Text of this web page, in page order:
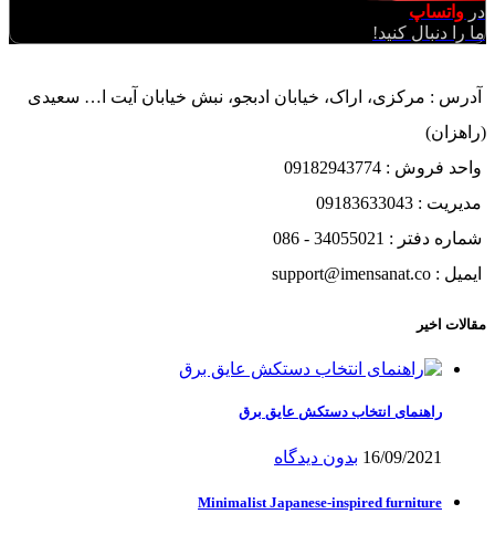
در واتساپ
ما را دنبال کنید!
آدرس : مرکزی، اراک، خیابان ادبجو، نبش خیابان آیت ا… سعیدی
(راهزان)
واحد فروش : 09182943774
مدیریت : 09183633043
شماره دفتر : 34055021 - 086
ایمیل : support@imensanat.co
مقالات اخیر
راهنمای انتخاب دستکش عایق برق
16/09/2021 بدون دیدگاه
Minimalist Japanese-inspired furniture